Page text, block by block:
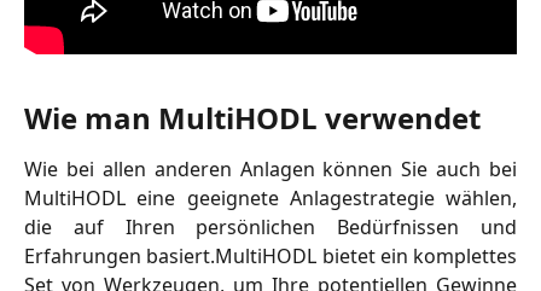
Wie man MultiHODL verwendet
Wie bei allen anderen Anlagen können Sie auch bei
MultiHODL eine geeignete Anlagestrategie wählen,
die auf Ihren persönlichen Bedürfnissen und
Erfahrungen basiert.MultiHODL bietet ein komplettes
Set von Werkzeugen, um Ihre potentiellen Gewinne